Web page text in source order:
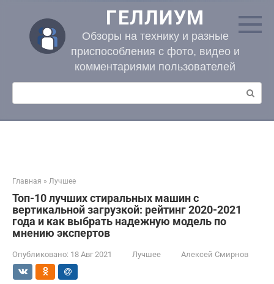
контенту
ГЕЛЛИУМ
Обзоры на технику и разные
приспособления с фото, видео и
комментариями пользователей
Поиск:
Главная » Лучшее
Топ-10 лучших стиральных машин с
вертикальной загрузкой: рейтинг 2020-2021
года и как выбрать надежную модель по
мнению экспертов
Опубликовано: 18 Авг 2021 Лучшее Алексей Смирнов